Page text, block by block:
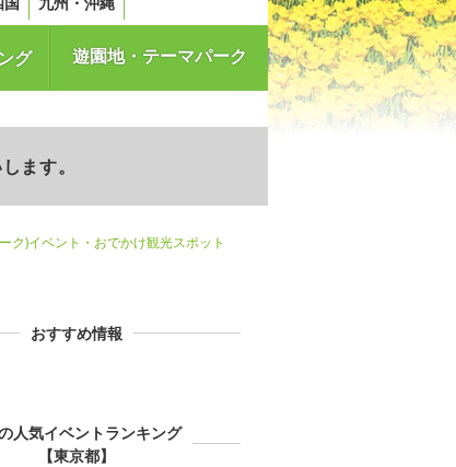
グ 遊園地・テーマパーク
ます。
ク)イベント・おでかけ観光スポット
おすすめ情報
人気イベントランキング
【東京都】